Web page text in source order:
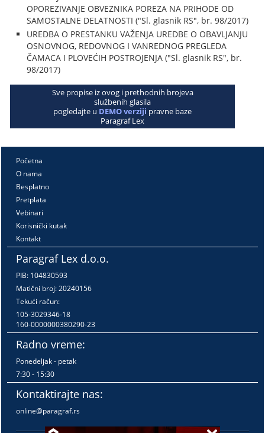
OPOREZIVANJE OBVEZNIKA POREZA NA PRIHODE OD
SAMOSTALNE DELATNOSTI ("Sl. glasnik RS", br. 98/2017)
UREDBA O PRESTANKU VAŽENJA UREDBE O OBAVLJANJU
OSNOVNOG, REDOVNOG I VANREDNOG PREGLEDA
ČAMACA I PLOVEĆIH POSTROJENJA ("Sl. glasnik RS", br.
98/2017)
Sve propise iz ovog i prethodnih brojeva
službenih glasila
pogledajte u DEMO verziji pravne baze
Paragraf Lex
Početna
O nama
Besplatno
Pretplata
Vebinari
Korisnički kutak
Kontakt
Paragraf Lex d.o.o.
PIB: 104830593
Matični broj: 20240156
Tekući račun:
105-3029346-18
160-0000000380290-23
Radno vreme:
Ponedeljak - petak
7:30 - 15:30
Kontaktirajte nas:
online@paragraf.rs